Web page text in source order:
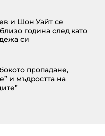
и Шон Уайт се
година след като
си
пропадане,
и мъдростта на